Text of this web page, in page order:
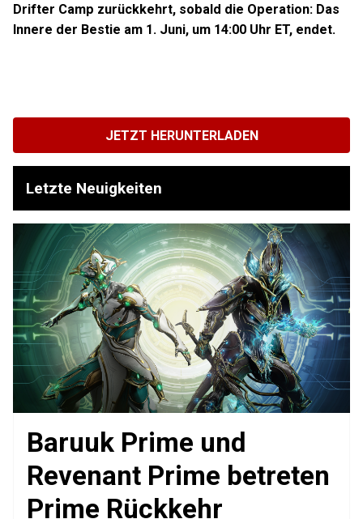
Drifter Camp zurückkehrt, sobald die Operation: Das
Innere der Bestie am 1. Juni, um 14:00 Uhr ET, endet.
JETZT HERUNTERLADEN
Letzte Neuigkeiten
Baruuk Prime und
Revenant Prime betreten
Prime Rückkehr